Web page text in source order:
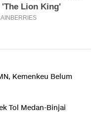
Kemenkeu Belum
Tol Medan-Binjai